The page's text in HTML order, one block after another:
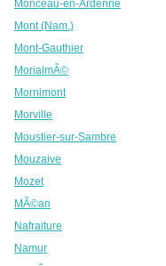
Monceau-en-Ardenne
Mont (Nam.)
Mont-Gauthier
MorialmÃ©
Mornimont
Morville
Moustier-sur-Sambre
Mouzaive
Mozet
MÃ©an
Nafraiture
Namur